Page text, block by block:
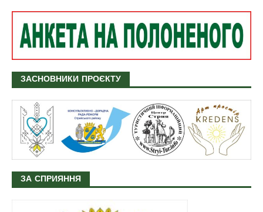
ЗАСНОВНИКИ ПРОЄКТУ
ЗА СПРИЯННЯ